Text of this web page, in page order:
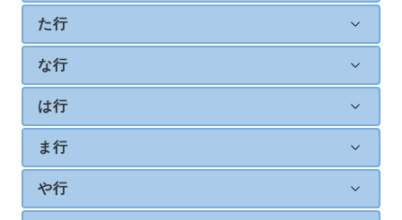
た行
な行
は行
ま行
や行